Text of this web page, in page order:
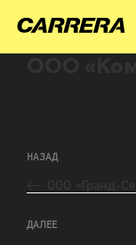
НАЗАД
ДАЛЕЕ